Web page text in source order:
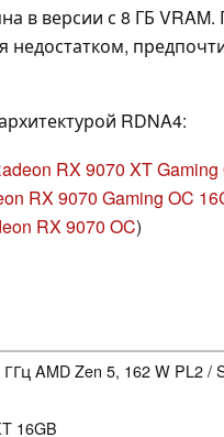
в версии с 8 ГБ
недостатком,
RDNA4:
RX 9070 XT Gaming
RX 9070 Gaming OC
RX 9070 OC)
AMD Zen 5, 162 W PL2 /
16GB